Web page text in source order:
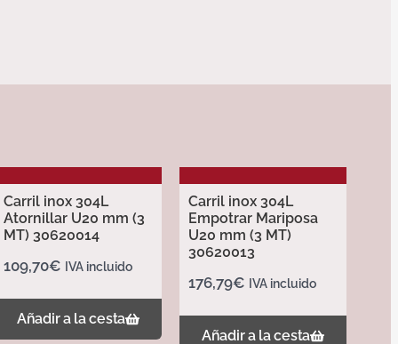
Carril inox 304L
Atornillar U20 mm (3
MT) 30620014
109,70€ IVA incluido
Añadir a la cesta
Carril inox 304L
Empotrar Mariposa
U20 mm (3 MT)
30620013
176,79€ IVA incluido
Añadir a la cesta